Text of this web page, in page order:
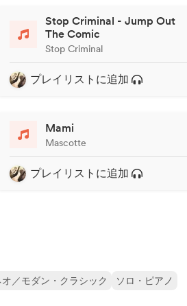
Stop Criminal - Jump Out
The Comic
Stop Criminal
プレイリストに追加
Mami
Mascotte
プレイリストに追加
オ／モダン・クラシック ソロ・ピアノ